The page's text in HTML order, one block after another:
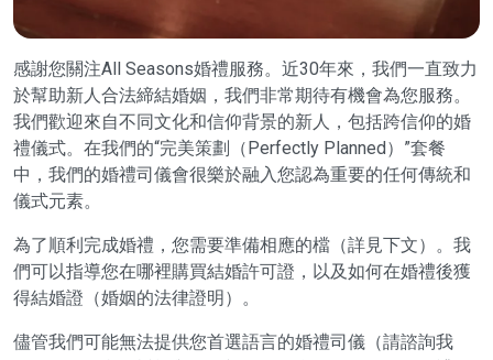
感謝您關注All Seasons婚禮服務。近30年來，我們一直致力
於幫助新人合法締結婚姻，我們非常期待有機會為您服務。
我們歡迎來自不同文化和信仰背景的新人，包括跨信仰的婚
禮儀式。在我們的“完美策劃（Perfectly Planned）”套餐
中，我們的婚禮司儀會很樂於融入您認為重要的任何傳統和
儀式元素。
為了順利完成婚禮，您需要準備相應的檔（詳見下文）。我
們可以指導您在哪裡購買結婚許可證，以及如何在婚禮後獲
得結婚證（婚姻的法律證明）。
儘管我們可能無法提供您首選語言的婚禮司儀（請諮詢我